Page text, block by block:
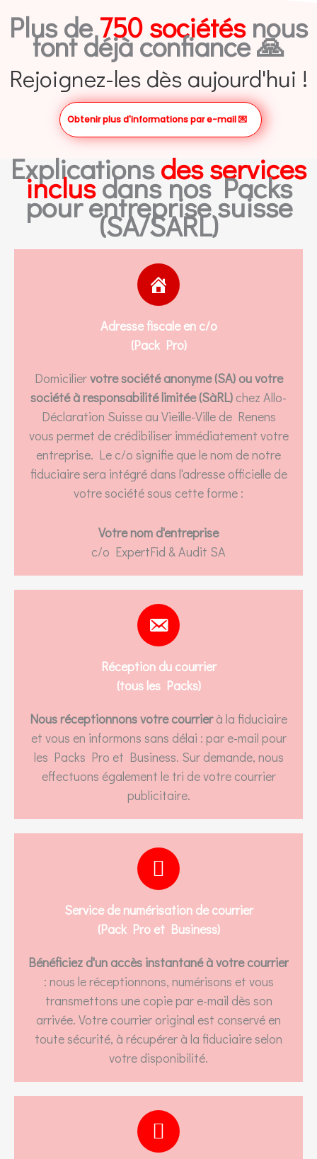
Plus de750 sociétésnous
font déjà confiance 🙏
Rejoignez-les dès aujourd'hui !
Obtenir plus d'informations par e-mail💌
Explicationsdes services
inclusdans nos Packs
pour entreprise suisse
(SA/SARL)
Adresse fiscale en c/o
(Pack Pro)
Domiciliervotre société anonyme (SA) ou votre
société à responsabilité limitée (SàRL) chez Allo-
Déclaration Suisse au Vieille-Ville de Renens
vous permet de crédibiliser immédiatement votre
entreprise. Le c/o signifie que le nom de notre
fiduciaire sera intégré dans l'adresse officielle de
votre société sous cette forme :
Votre nom d'entreprise
c/o ExpertFid & Audit SA
Réception du courrier
(tous les Packs)
Nous réceptionnons votre courrierà la fiduciaire
et vous en informons sans délai : par e-mail pour
les Packs Pro et Business. Sur demande, nous
effectuons également le tri de votre courrier
publicitaire.
Service de numérisation de courrier
(Pack Pro et Business)
Bénéficiez d'un accès instantané à votre courrier
: nous le réceptionnons, numérisons et vous
transmettons une copie par e-mail dès son
arrivée. Votre courrier original est conservé en
toute sécurité, à récupérer à la fiduciaire selon
votre disponibilité.